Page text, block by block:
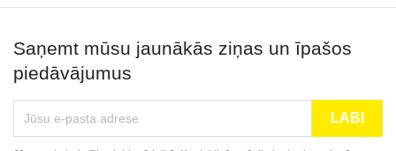
Saņemt mūsu jaunākās ziņas un īpašos
piedāvājumus